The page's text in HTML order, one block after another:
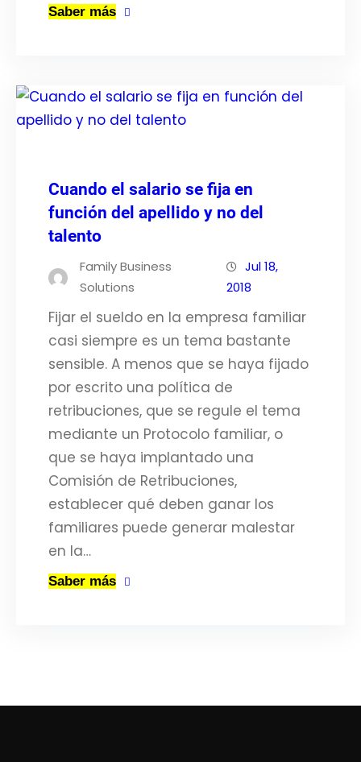
Saber más
Cuando el salario se fija en
función del apellido y no del
talento
Family Business
Solutions
Jul 18,
2018
Fijar el sueldo en la empresa familiar
casi siempre es un tema bastante
sensible. A menos que se haya fijado
por escrito una política de
retribuciones, que se regule el tema
mediante un Protocolo familiar, o
que se haya implantado una
Comisión de Retribuciones,
establecer qué deben ganar los
familiares puede generar malestar
en la…
Saber más